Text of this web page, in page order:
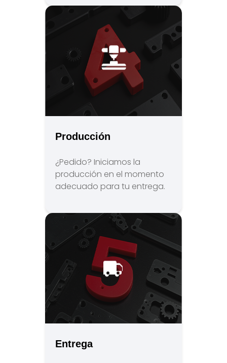
Producción
¿Pedido? Iniciamos la
producción en el momento
adecuado para tu entrega.
Entrega